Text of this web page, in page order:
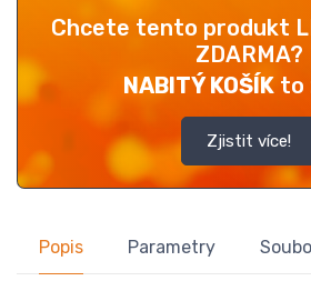
Chcete tento produkt
ZDARMA?
NABITÝ KOŠÍK to
Zjistit více!
Popis Parametry